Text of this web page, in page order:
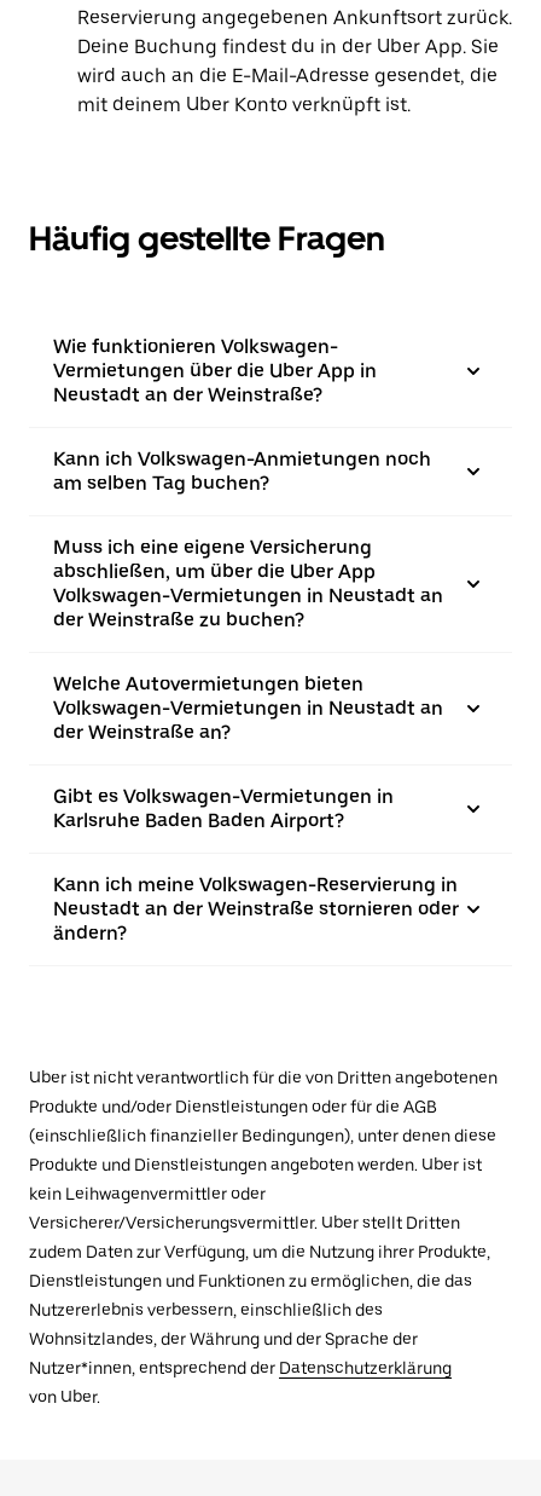
Reservierung angegebenen Ankunftsort zurück.
Deine Buchung findest du in der Uber App. Sie
wird auch an die E-Mail-Adresse gesendet, die
mit deinem Uber Konto verknüpft ist.
Häufig gestellte Fragen
Wie funktionieren Volkswagen-
Vermietungen über die Uber App in
Neustadt an der Weinstraße?
Kann ich Volkswagen-Anmietungen noch
am selben Tag buchen?
Muss ich eine eigene Versicherung
abschließen, um über die Uber App
Volkswagen-Vermietungen in Neustadt an
der Weinstraße zu buchen?
Welche Autovermietungen bieten
Volkswagen-Vermietungen in Neustadt an
der Weinstraße an?
Gibt es Volkswagen-Vermietungen in
Karlsruhe Baden Baden Airport?
Kann ich meine Volkswagen-Reservierung in
Neustadt an der Weinstraße stornieren oder
ändern?
Uber ist nicht verantwortlich für die von Dritten angebotenen
Produkte und/oder Dienstleistungen oder für die AGB
(einschließlich finanzieller Bedingungen), unter denen diese
Produkte und Dienstleistungen angeboten werden. Uber ist
kein Leihwagenvermittler oder
Versicherer/Versicherungsvermittler. Uber stellt Dritten
zudem Daten zur Verfügung, um die Nutzung ihrer Produkte,
Dienstleistungen und Funktionen zu ermöglichen, die das
Nutzererlebnis verbessern, einschließlich des
Wohnsitzlandes, der Währung und der Sprache der
Nutzer*innen, entsprechend der Datenschutzerklärung
von Uber.